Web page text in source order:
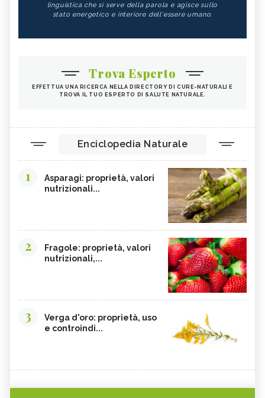
linguistica che si serve della parola e agisce sullo
stato energetico e interiore dell'essere umano.
Trova Esperto
EFFETTUA UNA RICERCA NELLA DIRECTORY DI CURE-NATURALI E
TROVA IL TUO ESPERTO DI SALUTE NATURALE.
Enciclopedia Naturale
1
Asparagi: proprietà, valori
nutrizionali...
2
Fragole: proprietà, valori
nutrizionali,...
3
Verga d'oro: proprietà, uso
e controindi...